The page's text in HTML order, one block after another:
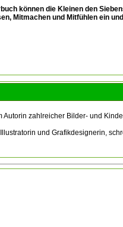
können die Kleinen den
Mitmachen und Mitfühlen ein
zahlreicher Bilder- und
und Grafikdesignerin,